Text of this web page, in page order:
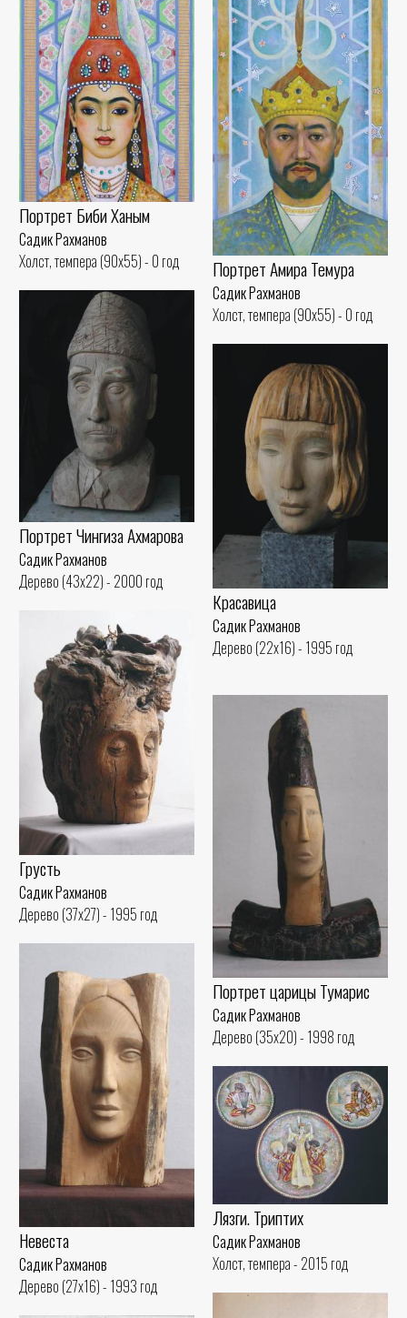
Портрет Биби Ханым
Садик Рахманов
Холст, темпера (90x55) - 0 год
Портрет Амира Темура
Садик Рахманов
Холст, темпера (90x55) - 0 год
Портрет Чингиза Ахмарова
Садик Рахманов
Дерево (43x22) - 2000 год
Красавица
Садик Рахманов
Дерево (22x16) - 1995 год
Грусть
Садик Рахманов
Дерево (37x27) - 1995 год
Портрет царицы Тумарис
Садик Рахманов
Дерево (35x20) - 1998 год
Невеста
Садик Рахманов
Дерево (27x16) - 1993 год
Лязги. Триптих
Садик Рахманов
Холст, темпера - 2015 год